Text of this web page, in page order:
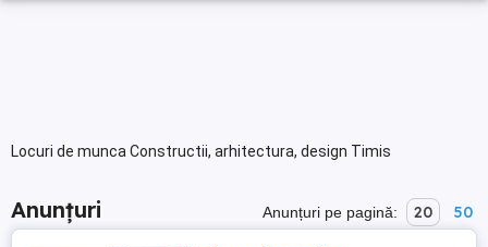
Locuri de munca Constructii, arhitectura, design Timis
Anunțuri Anunțuri pe pagină: 20 50